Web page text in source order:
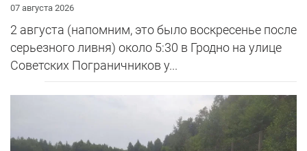
07 августа 2026
2 августа (напомним, это было воскресенье после
серьезного ливня) около 5:30 в Гродно на улице
Советских Пограничников у...